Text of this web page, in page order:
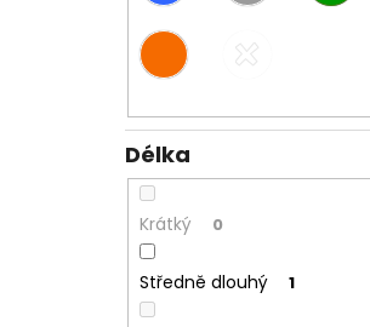
Délka
Krátký 0
Středně dlouhý 1